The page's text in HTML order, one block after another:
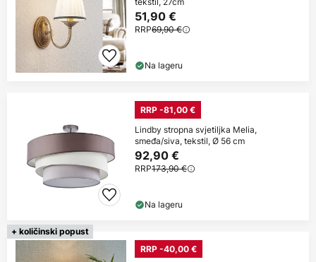
51,90 €
RRP69,90 €
Na lageru
RRP -81,00 €
Lindby stropna svjetiljka Melia,
smeđa/siva, tekstil, Ø 56 cm
92,90 €
RRP173,90 €
Na lageru
+ količinski popust
RRP -40,00 €